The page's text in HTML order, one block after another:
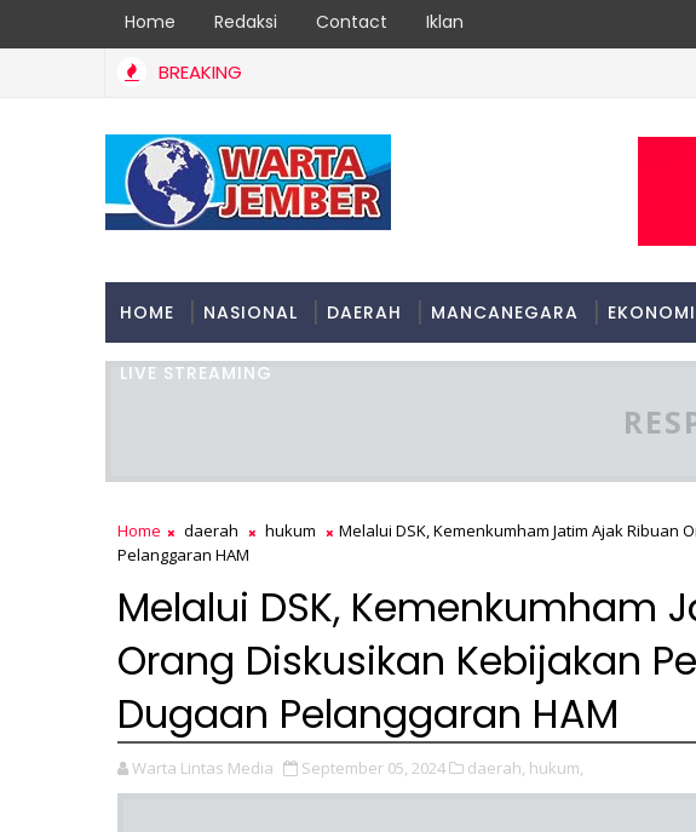
Home Redaksi Contact Iklan
BREAKING
HOME NASIONAL DAERAH MANCANEGARA EKONOMI
LIVE STREAMING
Home daerah hukum
Melalui DSK, Kemenkumham Jatim Ajak
Pelanggaran HAM
Melalui DSK, Kemenkumham
Orang Diskusikan Kebijakan
Dugaan Pelanggaran HAM
Warta Lintas Media September 05, 2024 daerah, hukum,